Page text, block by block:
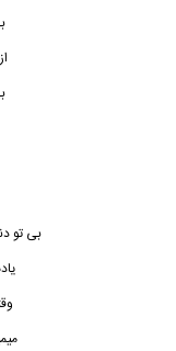
بی تو